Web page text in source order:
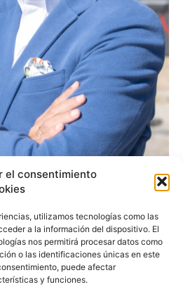
el consentimiento
utilizamos tecnologías como las
a la información del dispositivo. El
nos permitirá procesar datos como
o las identificaciones únicas en este
puede afectar
y funciones.
(Opel): «Hay que seguir
empresas»